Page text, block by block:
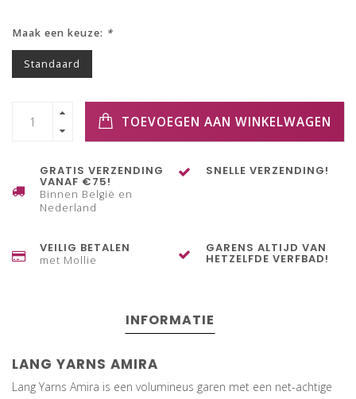
Maak een keuze: *
Standaard
TOEVOEGEN AAN WINKELWAGEN
GRATIS VERZENDING
VANAF €75!
Binnen België en
Nederland
SNELLE VERZENDING!
VEILIG BETALEN
met Mollie
GARENS ALTIJD VAN
HETZELFDE VERFBAD!
INFORMATIE
LANG YARNS AMIRA
Lang Yarns Amira is een volumineus garen met een net-achtige